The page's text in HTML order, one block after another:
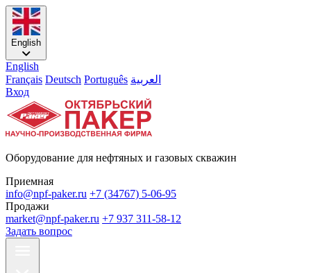
English
English
Français Deutsch Português العربية
Вход
Оборудование для нефтяных и газовых скважин
Приемная
info@npf-paker.ru +7 (34767) 5-06-95
Продажи
market@npf-paker.ru +7 937 311-58-12
Задать вопрос